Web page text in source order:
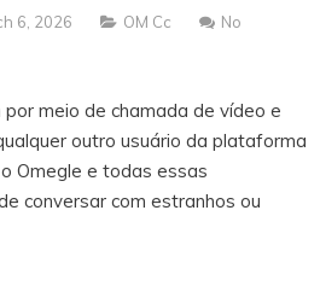
6, 2026 OM Cc
No
meio de chamada de vídeo e
outro usuário da plataforma
Omegle e todas essas
conversar com estranhos ou